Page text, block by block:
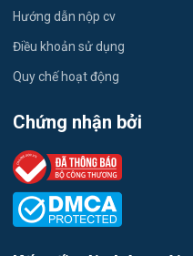
Thu Ngân
showroom Ô Tô
phụ bếp
phục vụ nhà hàng, bar, khách
kỹ thuật chăn nuôi/bác sĩ
Hướng dẫn nộp cv
Điều khoản sử dụng
Quy chế hoạt động
Chứng nhận bởi